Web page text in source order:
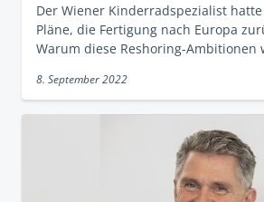
Der Wiener Kinderradspezialist
Pläne, die Fertigung nach Europa
Warum diese Reshoring-Ambitionen
8. September 2022